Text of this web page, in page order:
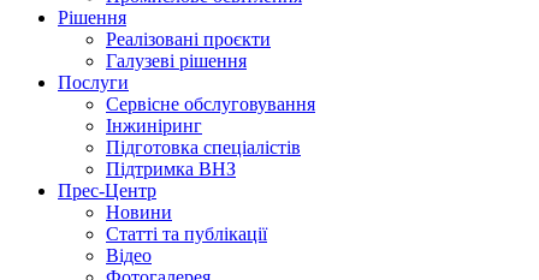
Рішення
Реалізовані проєкти
Галузеві рішення
Послуги
Сервісне обслуговування
Інжиніринг
Підготовка спеціалістів
Підтримка ВНЗ
Прес-Центр
Новини
Статті та публікації
Відео